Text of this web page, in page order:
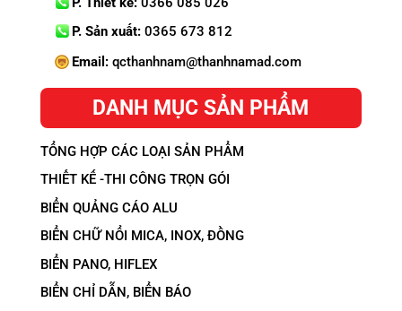
P. Sản xuất:0365 673 812
Email:qcthanhnam@thanhnamad.com
DANH MỤC SẢN PHẨM
TỔNG HỢP CÁC LOẠI SẢN PHẨM
THIẾT KẾ -THI CÔNG TRỌN GÓI
BIỂN QUẢNG CÁO ALU
BIỂN CHỮ NỔI MICA, INOX, ĐỒNG
BIỂN PANO, HIFLEX
BIỂN CHỈ DẪN, BIỂN BÁO